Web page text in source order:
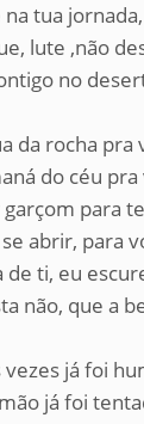
tua
lute ,não
no
da rocha pra
do céu
para
se abrir, para
de ti, eu
não, que a
vezes já foi
já foi